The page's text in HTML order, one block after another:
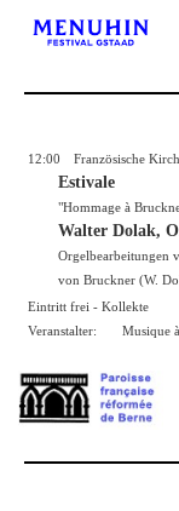
12:00 Französische
Estivale
"Hommage à
Walter Dolak,
Orgelbearbeitungen
von Bruckner (W.
Eintritt frei - Kollekte
Veranstalter:
Musique